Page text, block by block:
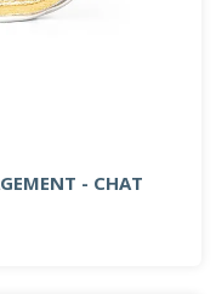
- CHAT